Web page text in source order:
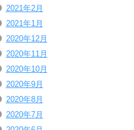
2021年2月
2021年1月
2020年12月
2020年11月
2020年10月
2020年9月
2020年8月
2020年7月